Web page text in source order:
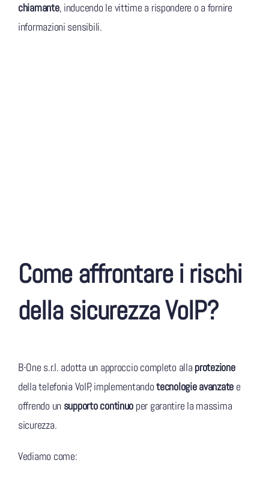
chiamante, inducendo le vittime a rispondere o a fornire
informazioni sensibili.
Come affrontare i rischi
della sicurezza VoIP?
B-One s.r.l. adotta un approccio completo alla protezione
della telefonia VoIP, implementandotecnologie avanzate e
offrendo un supporto continuo per garantire la massima
sicurezza.
Vediamo come: